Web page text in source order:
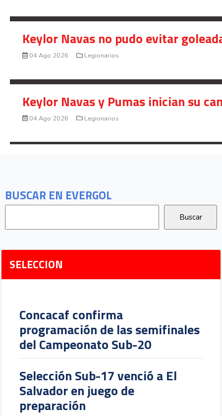
BUSCAR EN EVERGOL
SELECCION
Concacaf confirma
programación de las semifinales
del Campeonato Sub-20
Selección Sub-17 venció a El
Salvador en juego de
preparación
Keylor Navas no pudo evitar
04 Ago 2026 Legionarios
Keylor Navas y Pumas inician su
04 Ago 2026 Legionarios